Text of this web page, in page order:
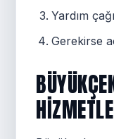
Yardım
Gerekirse